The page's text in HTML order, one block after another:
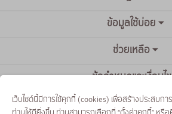
ข้อมูลใช้บ่อย
ช่วยเหลือ
ข้อกำหนดและเงื่อนไข
เว็บไซต์นี้มีการใช้คุกกี้ (cookies) เพื่อสร้างประสบกา